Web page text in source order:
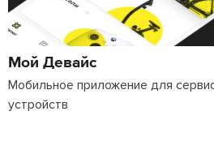
Мой Девайс
Мобильное приложение для
устройств